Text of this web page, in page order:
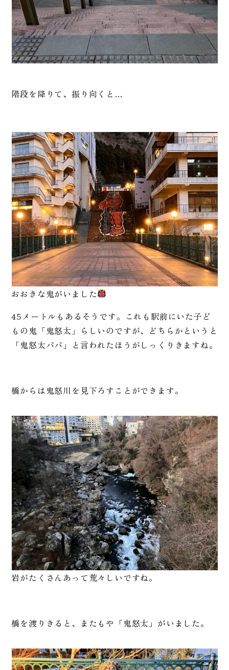
階段を降りて、振り向くと…
おおきな鬼がいました
45メートルもあるそうです。これも駅前にいた子ど
もの鬼「鬼怒太」らしいのですが、どちらかというと
「鬼怒太パパ」と言われたほうがしっくりきますね。
橋からは鬼怒川を見下ろすことができます。
岩がたくさんあって荒々しいですね。
橋を渡りきると、またもや「鬼怒太」がいました。